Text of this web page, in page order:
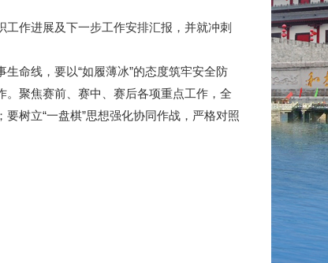
作进展及下一步工作安排汇报，并就冲刺
命线，要以“如履薄冰”的态度筑牢安全防
聚焦赛前、赛中、赛后各项重点工作，全
树立“一盘棋”思想强化协同作战，严格对照